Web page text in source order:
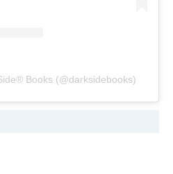
Books (@darksidebooks)